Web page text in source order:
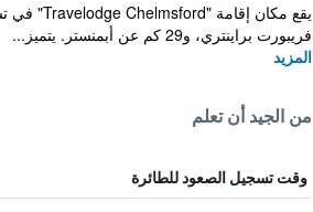
فريبورت براينتري، و29 كم عن أبمنستر. يتميز...
المزيد
من الجيد أن تعلم
وقت تسجيل الصعود للطائرة